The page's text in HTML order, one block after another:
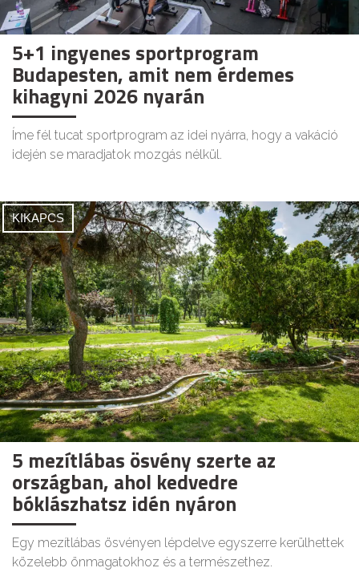
5+1 ingyenes sportprogram
Budapesten, amit nem érdemes
kihagyni 2026 nyarán
Íme fél tucat sportprogram az idei nyárra, hogy a vakáció
idején se maradjatok mozgás nélkül.
KIKAPCS
5 mezítlábas ösvény szerte az
országban, ahol kedvedre
bóklászhatsz idén nyáron
Egy mezítlábas ösvényen lépdelve egyszerre kerülhettek
közelebb önmagatokhoz és a természethez.